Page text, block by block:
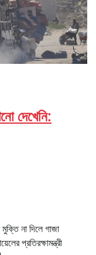
দেখেনি:
না দিলে গাজা
প্রতিরক্ষামন্ত্রী